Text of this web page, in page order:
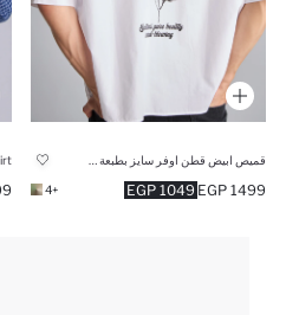
1049 EGP 1499 EGP
+4